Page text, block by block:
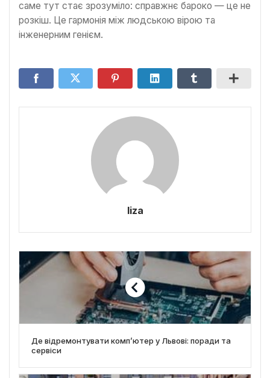
саме тут стає зрозуміло: справжнє бароко — це не
розкіш. Це гармонія між людською вірою та
інженерним генієм.
liza
Де відремонтувати комп’ютер у Львові: поради та
сервіси